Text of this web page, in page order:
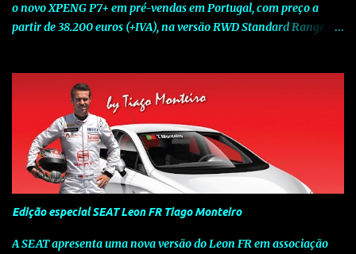
o novo XPENG P7+ em pré-vendas em Portugal, com preço a
partir de 38.200 euros (+IVA), na versão RWD Standard Range.
num momento decisivo, em que a indústria automóvel evolui da
mobilidade baseada na potência para a mobilidade baseada na
inteligência. Concebido como um fastback preparado para o
futuro e otimizado por Inteligência Artificial (IA), o novo XPENG
P7+ combina uma arquitetura inteligente avançada, um espaço
de referência no segmento e grande versatilidade para viagens,
respondendo às exigências do quotidiano europeu e refletindo o
compromisso de longo prazo da XPENG com a mobilidade
elétrica centrada no utilizador. O novo XPENG P7+ destaca-se
Edição especial SEAT Leon FR Tiago Monteiro
A SEAT apresenta uma nova versão do Leon FR em associação